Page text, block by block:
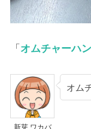
「オムチャーハン
新芽 ワカバ
オム